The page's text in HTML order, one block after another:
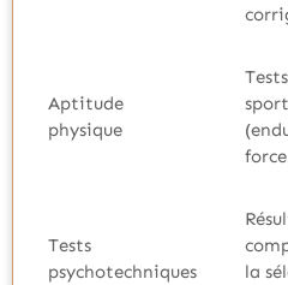
Aptitude
physique
Tests
Tests
psychotechniques
la